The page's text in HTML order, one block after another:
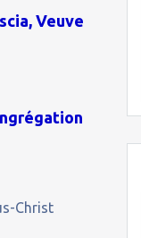
Veuve
Christ